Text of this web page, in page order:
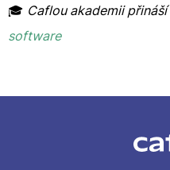
🎓 Caflou akademii přináší
software